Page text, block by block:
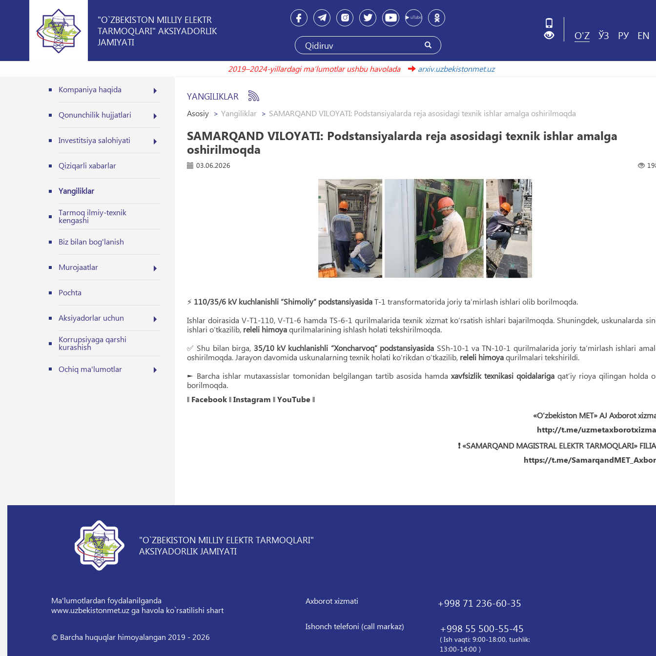
"O`ZBEKISTON MILLIY ELEKTR
TARMOQLARI" AKSIYADORLIK
JAMIYATI
O'Z ЎЗ РУ EN
2019–2024-yillardagi maʼlumotlar ushbu havolada
arxiv.uzbekistonmet.uz
Kompaniya haqida
Qonunchilik hujjatlari
Investitsiya salohiyati
Qiziqarli xabarlar
Yangiliklar
Tarmoq ilmiy-texnik
kengashi
Biz bilan bog'lanish
Murojaatlar
Pochta
Aksiyadorlar uchun
Korrupsiyaga qarshi
kurashish
Ochiq ma'lumotlar
YANGILIKLAR
Asosiy Yangiliklar SAMARQAND VILOYATI: Podstansiyalarda reja asosidagi texnik ishlar amalga oshirilmoqda
SAMARQAND VILOYATI: Podstansiyalarda reja asosidagi texnik ishlar amalga
oshirilmoqda
03.06.2026
⚡️ 110/35/6 kV kuchlanishli “Shimoliy” podstansiyasidaT-1 transformatorida joriy ta’mirlash ishlari olib borilmoqda.
Ishlar doirasida V-T1-110, V-T1-6 hamda TS-6-1 qurilmalarida texnik xizmat ko‘rsatish ishlari bajarilmoqda. Shuningdek, uskunalarda
ishlari o‘tkazilib, releli himoyaqurilmalarining ishlash holati tekshirilmoqda.
✅ Shu bilan birga, 35/10 kV kuchlanishli “Xoncharvoq” podstansiyasida SSh-10-1 va TN-10-1 qurilmalarida joriy ta’mirlash ishlari
oshirilmoqda. Jarayon davomida uskunalarning texnik holati ko‘rikdan o‘tkazilib, releli himoyaqurilmalari tekshirildi.
► Barcha ishlar mutaxassislar tomonidan belgilangan tartib asosida hamda xavfsizlik texnikasi qoidalarigaqat’iy rioya qilingan holda
borilmoqda.
‖ Facebook‖Instagram ‖YouTube‖
«O‘zbekiston MET» AJ Axborot
http://t.me/
❗️ «SAMARQAND MAGISTRAL ELEKTR TARMOQLARI»
https://t.me/
"O`ZBEKISTON MILLIY ELEKTR TARMOQLARI"
AKSIYADORLIK JAMIYATI
Ma'lumotlardan foydalanilganda
www.uzbekistonmet.uz ga havola ko`rsatilishi shart
© Barcha huquqlar himoyalangan 2019 - 2026
Axborot xizmati +998 71 236-60-35
Ishonch telefoni (call markaz) +998 55 500-55-45
( Ish vaqti: 9:00-18:00, tushlik:
13:00-14:00 )